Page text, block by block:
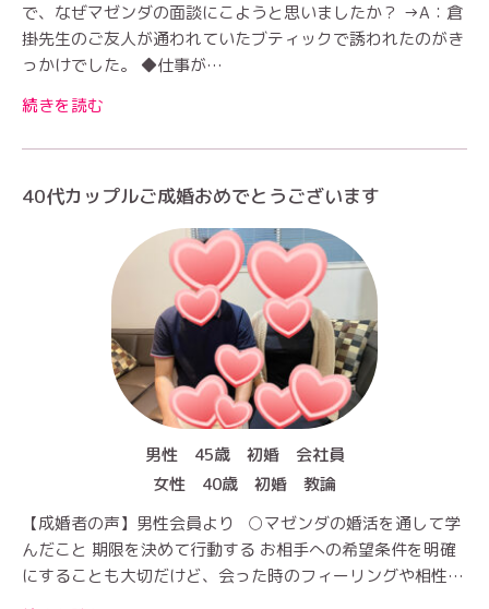
で、なぜマゼンダの面談にこようと思いましたか？ →A：倉
掛先生のご友人が通われていたブティックで誘われたのがき
っかけでした。 ◆仕事が…
続きを読む
40代カップルご成婚おめでとうございます
男性 45歳 初婚 会社員
女性 40歳 初婚 教論
【成婚者の声】男性会員より ○マゼンダの婚活を通して学
んだこと 期限を決めて行動する お相手への希望条件を明確
にすることも大切だけど、会った時のフィーリングや相性…